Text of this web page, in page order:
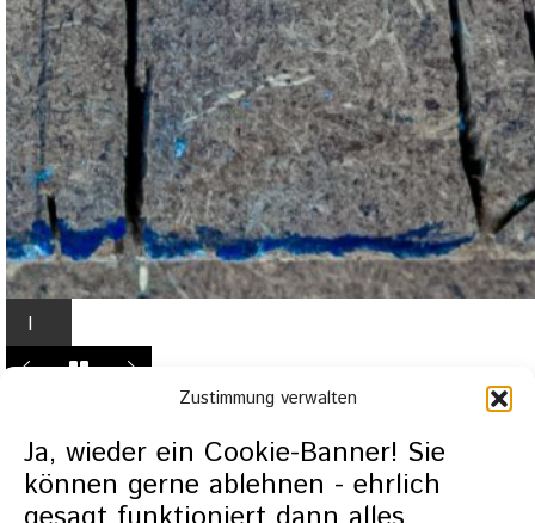
Zustimmung verwalten
Ja, wieder ein Cookie-Banner! Sie
können gerne ablehnen - ehrlich
I
n
g
h
t